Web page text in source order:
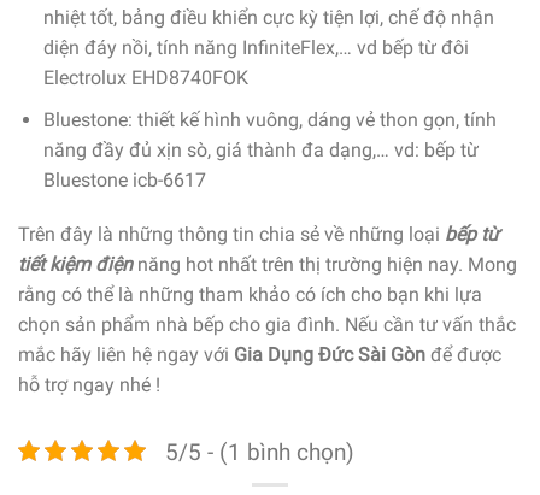
nhiệt tốt, bảng điều khiển cực kỳ tiện lợi, chế độ nhận
diện đáy nồi, tính năng InfiniteFlex,… vd bếp từ đôi
Electrolux EHD8740FOK
Bluestone: thiết kế hình vuông, dáng vẻ thon gọn, tính
năng đầy đủ xịn sò, giá thành đa dạng,… vd: bếp từ
Bluestone icb-6617
Trên đây là những thông tin chia sẻ về những loại bếp từ
tiết kiệm điệnnăng hot nhất trên thị trường hiện nay. Mong
rằng có thể là những tham khảo có ích cho bạn khi lựa
chọn sản phẩm nhà bếp cho gia đình. Nếu cần tư vấn thắc
mắc hãy liên hệ ngay với Gia Dụng Đức Sài Gòn để được
hỗ trợ ngay nhé !
5/5 - (1 bình chọn)